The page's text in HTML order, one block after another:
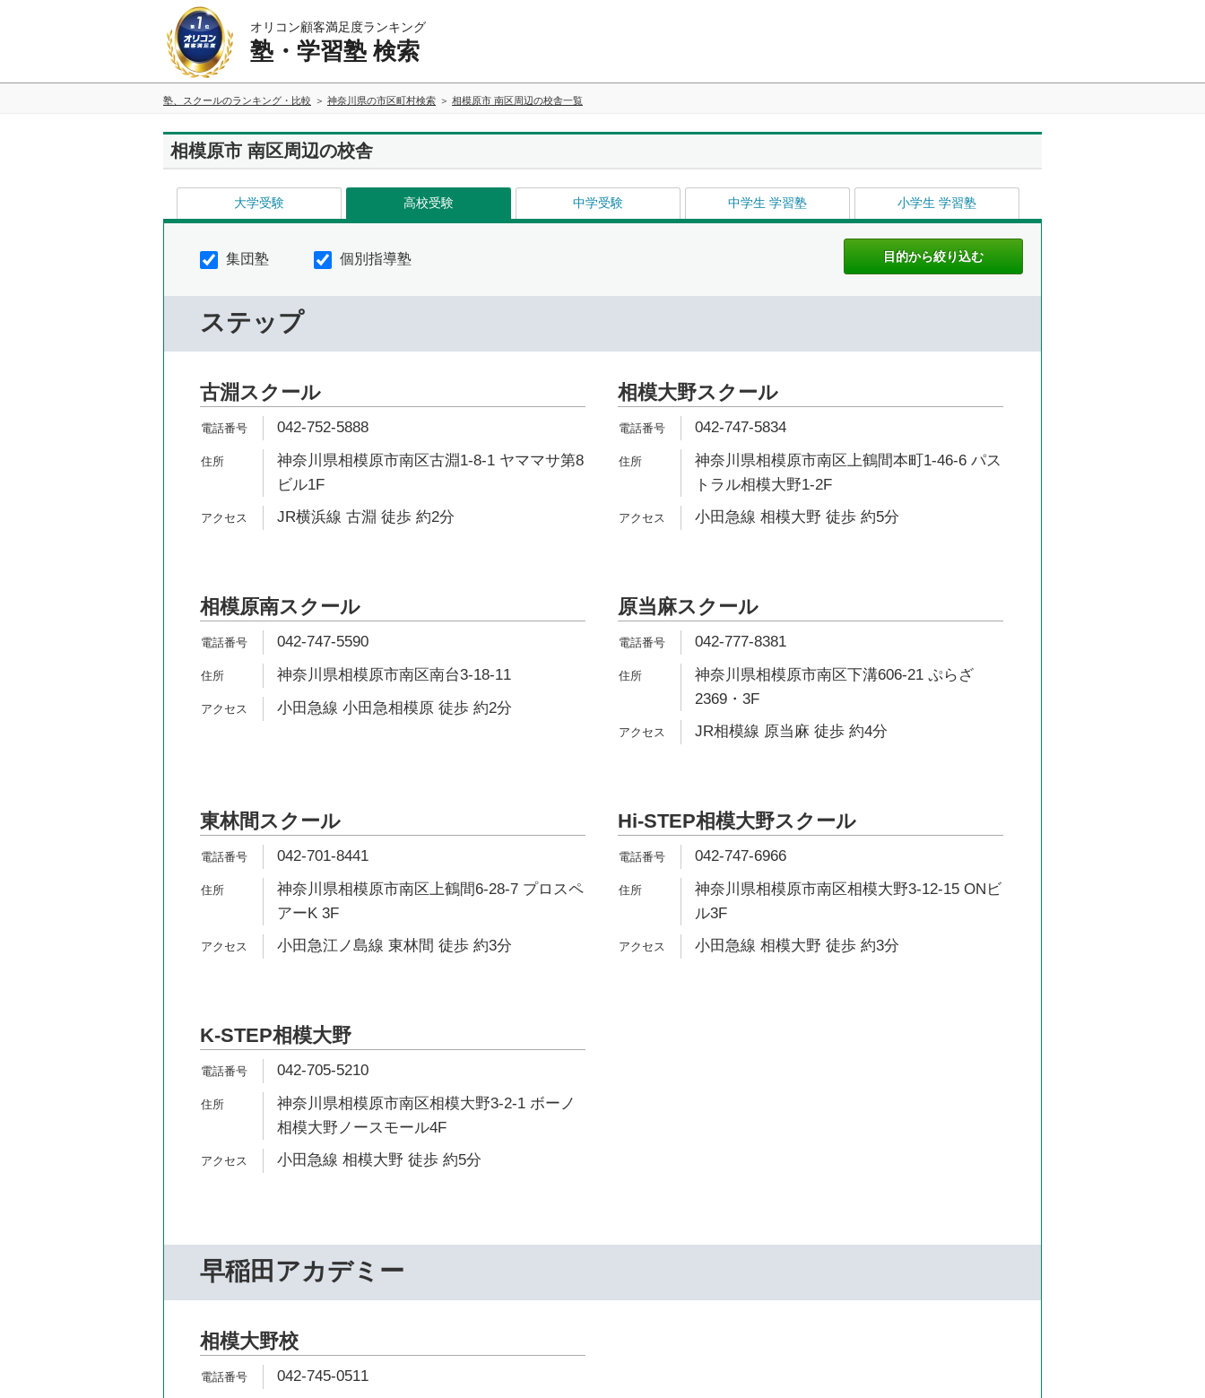
オリコン顧客満足度ランキング
塾・学習塾 検索
塾、スクールのランキング・比較 神奈川県の市区町村検索 相模原市 南区周辺の校舎一覧
相模原市 南区周辺の校舎
大学受験 高校受験 中学受験 中学生 学習塾 小学生 学習塾
集団塾 個別指導塾
ステップ
古淵スクール
042-752-5888
神奈川県相模原市南区古淵1-8-1 ヤママサ第8
ビル1F
JR横浜線 古淵 徒歩 約2分
相模大野スクール
042-747-5834
神奈川県相模原市南区上鶴間本町1-46-6 パス
トラル相模大野1-2F
小田急線 相模大野 徒歩 約5分
相模原南スクール
042-747-5590
神奈川県相模原市南区南台3-18-11
小田急線 小田急相模原 徒歩 約2分
原当麻スクール
042-777-8381
神奈川県相模原市南区下溝606-21 ぷらざ
2369・3F
JR相模線 原当麻 徒歩 約4分
東林間スクール
042-701-8441
神奈川県相模原市南区上鶴間6-28-7 プロスペ
アーK 3F
小田急江ノ島線 東林間 徒歩 約3分
Hi-STEP相模大野スクール
042-747-6966
神奈川県相模原市南区相模大野3-12-15 ONビ
ル3F
小田急線 相模大野 徒歩 約3分
K-STEP相模大野
042-705-5210
神奈川県相模原市南区相模大野3-2-1 ボーノ
相模大野ノースモール4F
小田急線 相模大野 徒歩 約5分
早稲田アカデミー
相模大野校
042-745-0511